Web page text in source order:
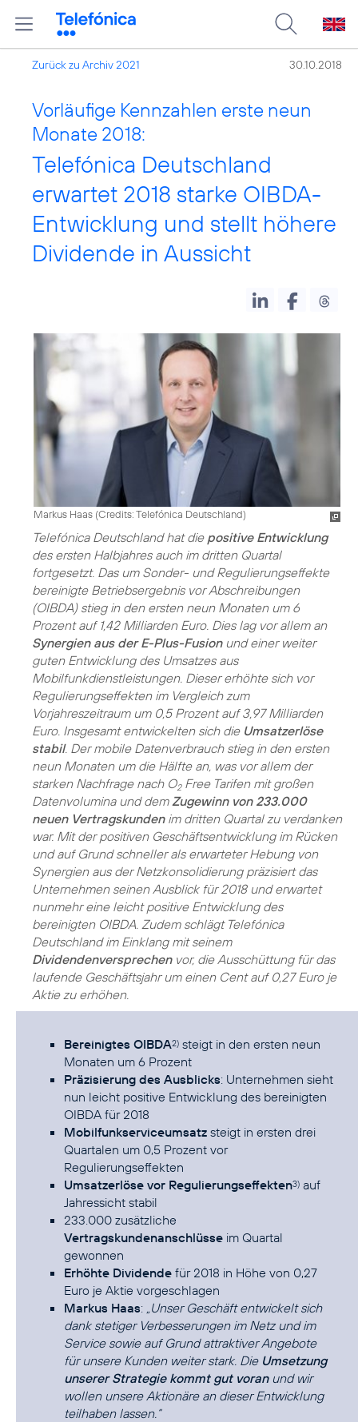
Zurück zu Archiv 2021 30.10.2018
Vorläufige Kennzahlen erste neun
Monate 2018:
Telefónica Deutschland
erwartet 2018 starke OIBDA-
Entwicklung und stellt höhere
Dividende in Aussicht
Markus Haas (Credits: Telefónica Deutschland)
Telefónica Deutschland hat die positive Entwicklung
des ersten Halbjahres auch im dritten Quartal
fortgesetzt. Das um Sonder- und Regulierungseffekte
bereinigte Betriebsergebnis vor Abschreibungen
(OIBDA) stieg in den ersten neun Monaten um 6
Prozent auf 1,42 Milliarden Euro. Dies lag vor allem an
Synergien aus der E-Plus-Fusionund einer weiter
guten Entwicklung des Umsatzes aus
Mobilfunkdienstleistungen. Dieser erhöhte sich vor
Regulierungseffekten im Vergleich zum
Vorjahreszeitraum um 0,5 Prozent auf 3,97 Milliarden
Euro. Insgesamt entwickelten sich die Umsatzerlöse
stabil. Der mobile Datenverbrauch stieg in den ersten
neun Monaten um die Hälfte an, was vor allem der
starken Nachfrage nach O2Free Tarifen mit großen
Datenvolumina und dem Zugewinn von 233.000
neuen Vertragskundenim dritten Quartal zu verdanken
war. Mit der positiven Geschäftsentwicklung im Rücken
und auf Grund schneller als erwarteter Hebung von
Synergien aus der Netzkonsolidierung präzisiert das
Unternehmen seinen Ausblick für 2018 und erwartet
nunmehr eine leicht positive Entwicklung des
bereinigten OIBDA. Zudem schlägt Telefónica
Deutschland im Einklang mit seinem
Dividendenversprechenvor, die Ausschüttung für das
laufende Geschäftsjahr um einen Cent auf 0,27 Euro je
Aktie zu erhöhen.
Bereinigtes OIBDA2) steigt in den ersten neun
Monaten um 6 Prozent
Präzisierung des Ausblicks: Unternehmen sieht
nun leicht positive Entwicklung des bereinigten
OIBDA für 2018
Mobilfunkserviceumsatz steigt in ersten drei
Quartalen um 0,5 Prozent vor
Regulierungseffekten
Umsatzerlöse vor Regulierungseffekten3) auf
Jahressicht stabil
233.000 zusätzliche
Vertragskundenanschlüsse im Quartal
gewonnen
Erhöhte Dividende für 2018 in Höhe von 0,27
Euro je Aktie vorgeschlagen
Markus Haas: „Unser Geschäft entwickelt sich
dank stetiger Verbesserungen im Netz und im
Service sowie auf Grund attraktiver Angebote
für unsere Kunden weiter stark. Die Umsetzung
unserer Strategie kommt gut voranund wir
wollen unsere Aktionäre an dieser Entwicklung
teilhaben lassen.“